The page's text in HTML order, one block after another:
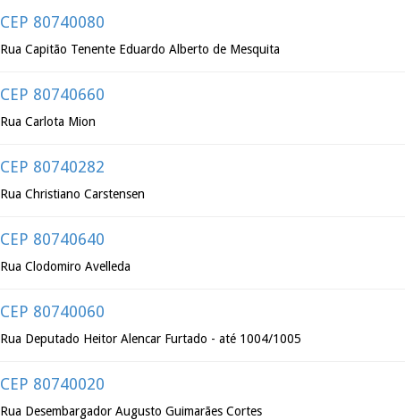
CEP 80740080
Rua Capitão Tenente Eduardo Alberto de Mesquita
CEP 80740660
Rua Carlota Mion
CEP 80740282
Rua Christiano Carstensen
CEP 80740640
Rua Clodomiro Avelleda
CEP 80740060
Rua Deputado Heitor Alencar Furtado - até 1004/1005
CEP 80740020
Rua Desembargador Augusto Guimarães Cortes